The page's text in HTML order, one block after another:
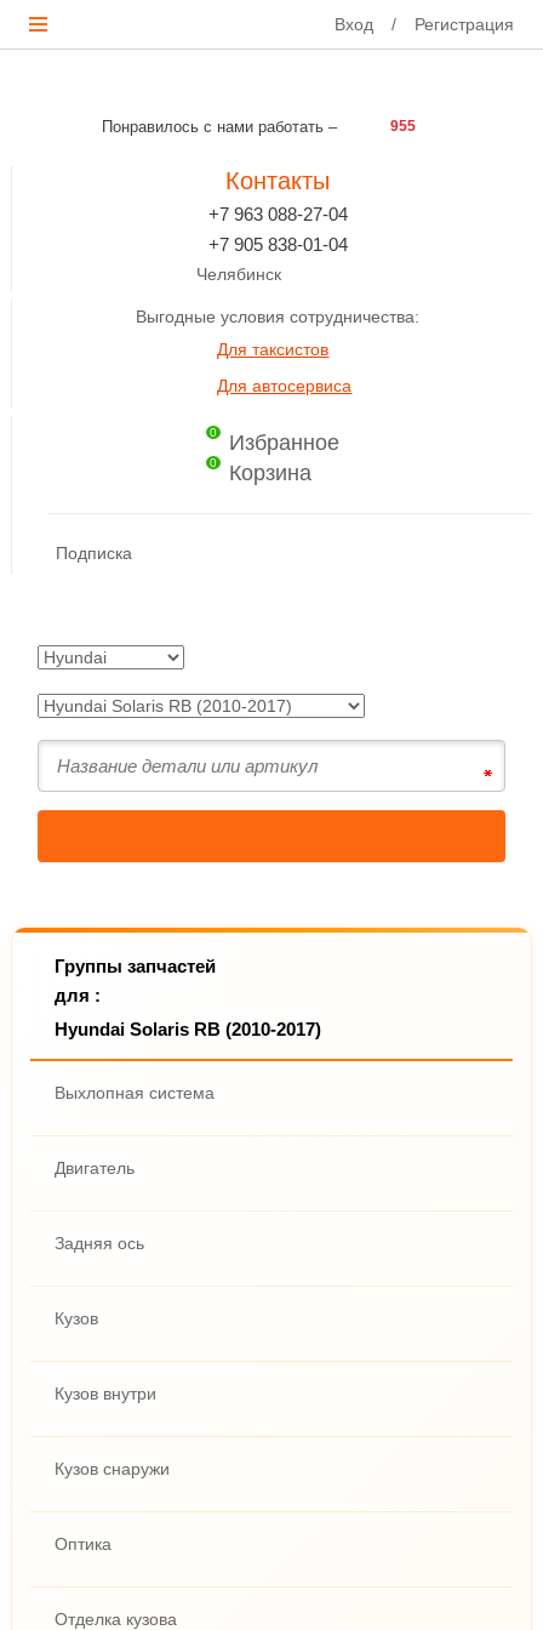
Вход / Регистрация
Понравилось с нами работать – 955
Контакты
+7 963 088-27-04
+7 905 838-01-04
Челябинск
Выгодные условия сотрудничества:
Для таксистов
Для автосервиса
0 Избранное
0 Корзина
Подписка
Группы запчастей
для :
Hyundai Solaris RB (2010-2017)
Выхлопная система
Двигатель
Задняя ось
Кузов
Кузов внутри
Кузов снаружи
Оптика
Отделка кузова